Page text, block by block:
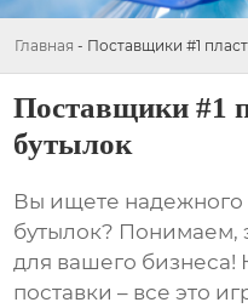
Главная - Поставщики #1
Поставщики #1
бутылок
Вы ищете надежного
бутылок? Понимаем,
для вашего бизнеса!
поставки – все это